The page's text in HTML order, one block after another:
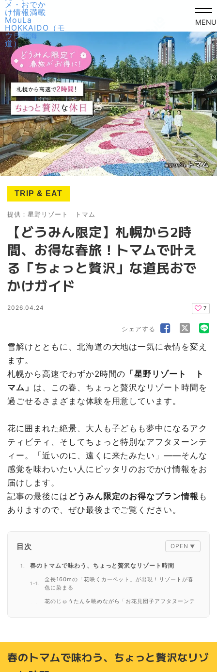
MENU
TRIP & EAT
提供：星野リゾート トマム
【どうみん限定】札幌から2時
間、お得な春旅！トマムで叶え
る「ちょっと贅沢」な道民おで
かけガイド
2026.04.24 7
シェアする
雪解けとともに、北海道の大地は一気に表情を変え
ます。
札幌から高速でわずか2時間の 「星野リゾート ト
マム」 は、この春、ちょっと贅沢なリゾート時間を
過ごせるさまざまな体験を用意しています。
花に囲まれた絶景、大人も子どもも夢中になるアク
ティビティ、そしてちょっと特別なアフタヌーンテ
ィー。「近いのに、遠くに来たみたい」——そんな
感覚を味わいたい人にピッタリのおでかけ情報をお
届けします。
記事の最後には どうみん限定のお得なプラン情報 も
ありますので、ぜひ最後までご覧ください。
目次
春のトマムで味わう、ちょっと贅沢なリゾート時間
全長160mの「花咲くカーペット」が出現！リゾートが春
色に染まる
花のじゅうたんを眺めながら「お花見団子アフタヌーンテ
絶景も、街歩きも、温泉も。北海道の全てを、星野リゾー
春のトマムで味わう、ちょっと贅沢なリゾ